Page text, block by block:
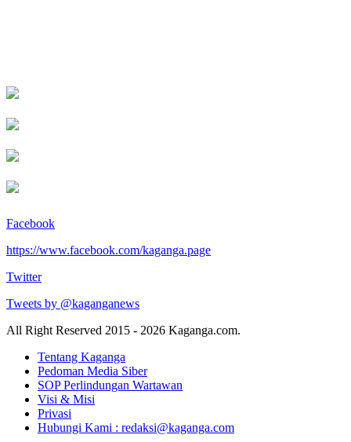
Facebook
https://www.facebook.com/kaganga.page
Twitter
Tweets by @kaganganews
All Right Reserved 2015 - 2026 Kaganga.com.
Tentang Kaganga
Pedoman Media Siber
SOP Perlindungan Wartawan
Visi & Misi
Privasi
Hubungi Kami : redaksi@kaganga.com